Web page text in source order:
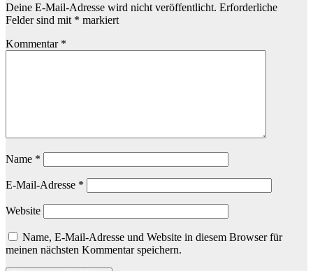
Deine E-Mail-Adresse wird nicht veröffentlicht. Erforderliche
Felder sind mit * markiert
Kommentar *
Name *
E-Mail-Adresse *
Website
Name, E-Mail-Adresse und Website in diesem Browser für
meinen nächsten Kommentar speichern.